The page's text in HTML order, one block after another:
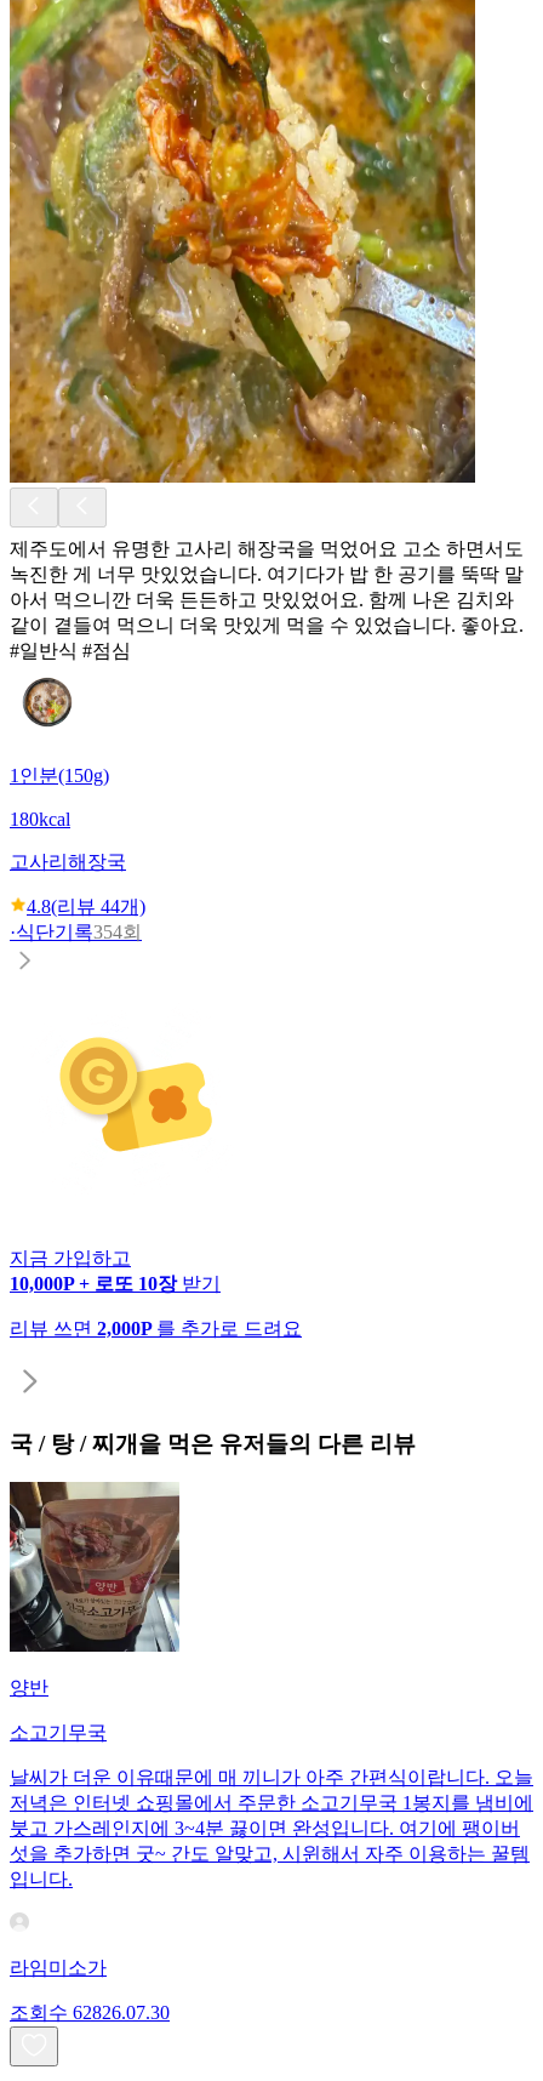
제주도에서 유명한 고사리 해장국을 먹었어요 고소 하면서도
녹진한 게 너무 맛있었습니다. 여기다가 밥 한 공기를 뚝딱 말
아서 먹으니깐 더욱 든든하고 맛있었어요. 함께 나온 김치와
같이 곁들여 먹으니 더욱 맛있게 먹을 수 있었습니다. 좋아요.
#일반식 #점심
1인분(150g)
180kcal
고사리해장국
4.8(리뷰 44개)
·식단기록354회
지금 가입하고
10,000P + 로또 10장 받기
리뷰 쓰면 2,000P 를 추가로 드려요
국 / 탕 / 찌개 을 먹은 유저들의 다른 리뷰
양반
소고기무국
날씨가 더운 이유때문에 매 끼니가 아주 간편식이랍니다. 오늘
저녁은 인터넷 쇼핑몰에서 주문한 소고기무국 1봉지를 냄비에
붓고 가스레인지에 3~4분 끓이면 완성입니다. 여기에 팽이버
섯을 추가하면 굿~ 간도 알맞고, 시윈해서 자주 이용하는 꿀템
입니다.
라임미소가
조회수 62826.07.30